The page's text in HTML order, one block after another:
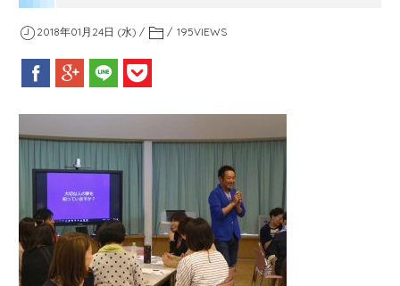
2018年01月24日 (水) 195VIEWS